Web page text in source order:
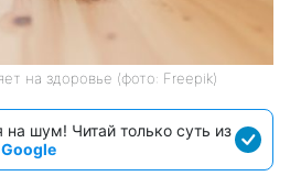
на здоровье (фото: Freepik)
на шум! Читай только суть из